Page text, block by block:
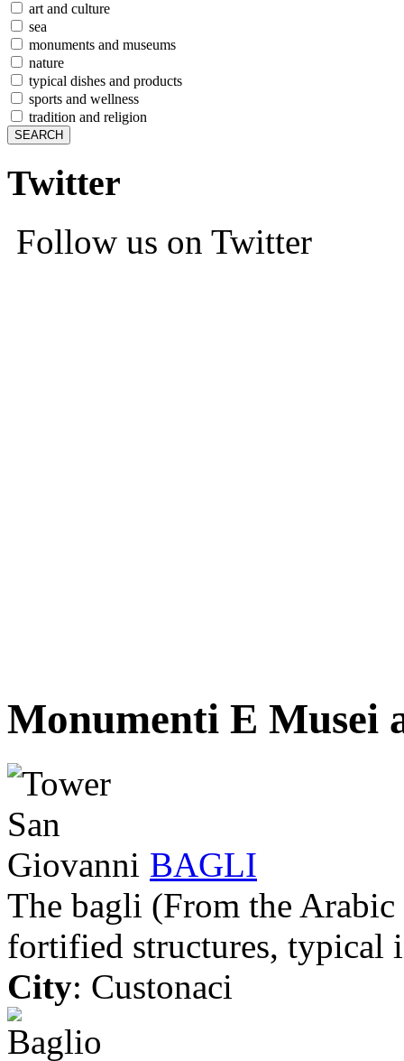
art and culture
sea
monuments and museums
nature
typical dishes and products
sports and wellness
tradition and religion
Twitter
Follow us on Twitter
Monumenti E Musei
BAGLI
The bagli (From the
fortified structures, typical
City: Custonaci